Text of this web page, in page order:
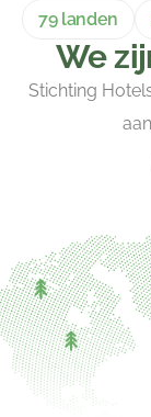
79 landen
We
Stichting